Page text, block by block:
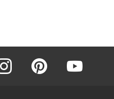
instagram pinterest youtube